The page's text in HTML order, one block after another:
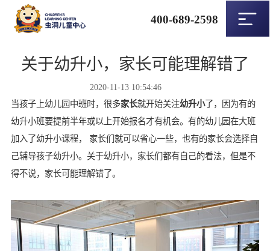
400-689-2598
关于幼升小，家长可能理解错了
2020-11-13 10:54:46
当孩子上幼儿园中班时，很多家长就开始关注幼升小了，因为有的
幼升小班要提前半年或以上开始报名才有机会。有的幼儿园在大班
加入了幼升小课程， 家长们就可以省心一些，也有的家长会选择自
己辅导孩子幼升小。关于幼升小，家长们都有自己的看法，但是不
得不说，家长可能理解错了。